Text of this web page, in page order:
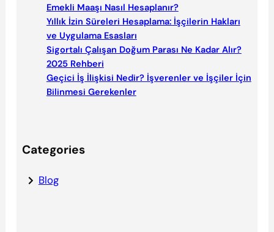
Emekli Maaşı Nasıl Hesaplanır?
Yıllık İzin Süreleri Hesaplama: İşçilerin Hakları
ve Uygulama Esasları
Sigortalı Çalışan Doğum Parası Ne Kadar Alır?
2025 Rehberi
Geçici İş İlişkisi Nedir? İşverenler ve İşçiler İçin
Bilinmesi Gerekenler
Categories
Blog